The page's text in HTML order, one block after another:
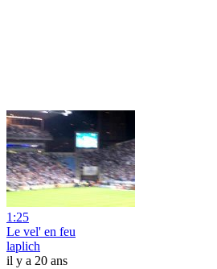
1:25
Le vel' en feu
laplich
il y a 20 ans